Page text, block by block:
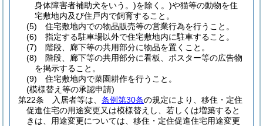
身体障害者補助犬をいう。)を除く。)や猫等の動物を住
宅敷地内及び住戸内で飼育すること。
(5)
住宅敷地内での物品販売等の営業行為を行うこと。
(6)
指定する駐車場以外で住宅敷地内に駐車すること。
(7)
階段、廊下等の共用部分に物品を置くこと。
(8)
階段、廊下等の共用部分に看板、ポスター等の広告物
を掲示すること。
(9)
住宅敷地内で菜園耕作を行うこと。
(模様替え等の承認申請)
第22条
入居者等は、 条例第30条の規定により、移住・定住
促進住宅の用途変更又は模様替えし、若しくは増築すると
きは、用途変更については、移住・定住促進住宅用途変更